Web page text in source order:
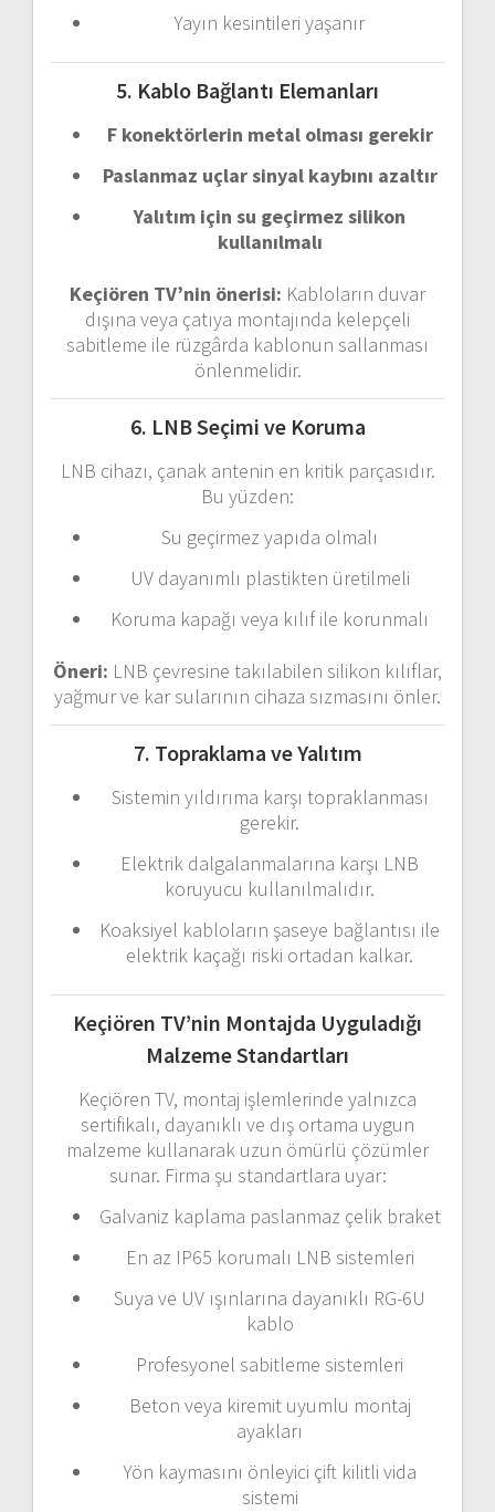
Yayın kesintileri yaşanır
5. Kablo Bağlantı Elemanları
F konektörlerin metal olması gerekir
Paslanmaz uçlarsinyal kaybını azaltır
Yalıtım için su geçirmez silikon
kullanılmalı
Keçiören TV’nin önerisi: Kabloların duvar
dışına veya çatıya montajında kelepçeli
sabitleme ile rüzgârda kablonun sallanması
önlenmelidir.
6. LNBSeçimi ve Koruma
LNB cihazı, çanak antenin en kritik parçasıdır.
Bu yüzden:
Su geçirmez yapıda olmalı
UV dayanımlı plastikten üretilmeli
Koruma kapağı veya kılıfile korunmalı
Öneri: LNB çevresine takılabilen silikon kılıflar,
yağmurve karsularının cihaza sızmasını önler.
7. Topraklama veYalıtım
Sistemin yıldırıma karşı topraklanması
gerekir.
Elektrik dalgalanmalarına karşı LNB
koruyucu kullanılmalıdır.
Koaksiyel kabloların şaseye bağlantısı ile
elektrik kaçağı riski ortadan kalkar.
Keçiören TV’nin Montajda Uyguladığı
MalzemeStandartları
Keçiören TV, montaj işlemlerinde yalnızca
sertifikalı, dayanıklı ve dış ortama uygun
malzeme kullanarak uzun ömürlü çözümler
sunar. Firma şu standartlara uyar:
Galvaniz kaplama paslanmaz çelik braket
En az IP65 korumalı LNB sistemleri
Suya ve UV ışınlarına dayanıklı RG-6U
kablo
Profesyonel sabitleme sistemleri
Beton veya kiremit uyumlu montaj
ayakları
Yön kaymasını önleyici çift kilitli vida
sistemi